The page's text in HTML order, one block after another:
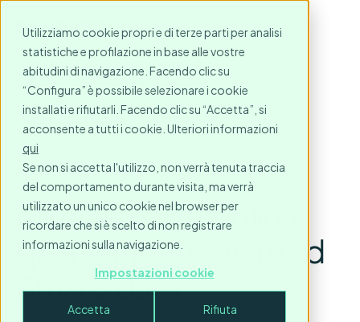
Utilizziamo cookie propri e di terze parti per analisi
statistiche e profilazione in base alle vostre
abitudini di navigazione. Facendo clic su
“Configura” è possibile selezionare i cookie
installati e rifiutarli. Facendo clic su “Accetta”, si
acconsente a tutti i cookie. Ulteriori informazioni
qui
Se non si accetta l'utilizzo, non verrà tenuta traccia
del comportamento durante visita, ma verrà
utilizzato un unico cookie nel browser per
ricordare che si è scelto di non registrare
informazioni sulla navigazione.
Impostazioni cookie
Accetta Rifiuta
Questi sono i migliori
quartieri in cui vivere ad
Amsterdam
February 10, 2023